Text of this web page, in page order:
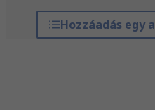
Hozzáadás egy